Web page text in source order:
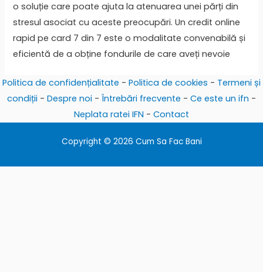
o soluție care poate ajuta la atenuarea unei părți din
stresul asociat cu aceste preocupări. Un credit online
rapid pe card 7 din 7 este o modalitate convenabilă și
eficientă de a obține fondurile de care aveți nevoie
Politica de confidențialitate - Politica de cookies - Termeni și
condiții - Despre noi - Întrebări frecvente - Ce este un ifn -
Neplata ratei IFN - Contact
Copyright © 2026 Cum Sa Fac Bani